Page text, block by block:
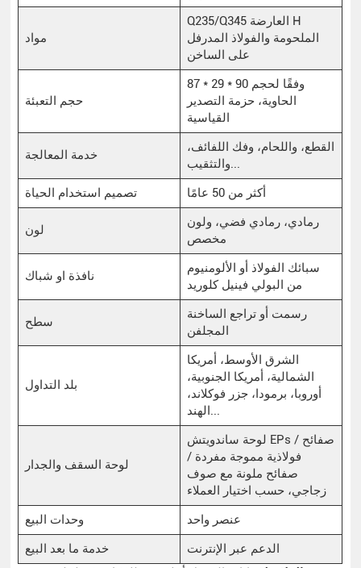
مواد
Q235/Q345 العارضة H
الملحومة والفولاذ المدرفل
على الساخن
حجم التعبئة
87 * 29 * 90 وفقًا لحجم
الحاوية، حزمة التصدير
القياسية
خدمة المعالجة
القطع، واللحام، وفك اللفائف،
تصميم استخدام الحياة
أكثر من 50 عامًا
لون
رمادي، رمادي فضي، ولون
مخصص
نافذة او شباك
سبائك الفولاذ أو الألومنيوم
من البولي فينيل كلوريد
سطح
رسمت أو تراجع الساخنة
المجلفن
بلد التداول
الشرق الأوسط، أمريكا
الشمالية، أمريكا الجنوبية،
أوروبا، برمودا، جزر فوكلاند،
لوحة السقف والجدار
لوحة ساندويتش EPs / صفائح
فولاذية مموجة مفردة /
صفائح ملونة مع صوف
زجاجي، حسب اختيار العملاء
وحدات البيع
عنصر واحد
خدمة ما بعد البيع
الدعم عبر الإنترنت